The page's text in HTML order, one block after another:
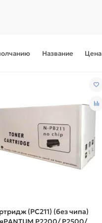
Поступления товаров 08.07.2026
- Новое поступление
Название Цена
(PC211) (без чипа)